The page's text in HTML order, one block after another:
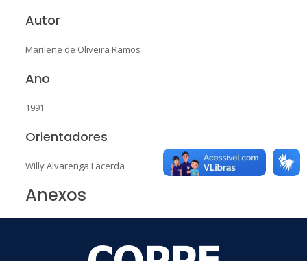
Autor
Marilene de Oliveira Ramos
Ano
1991
Orientadores
Willy Alvarenga Lacerda
Anexos